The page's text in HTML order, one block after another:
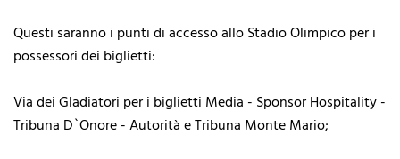
Questi saranno i punti di accesso allo Stadio Olimpico per i
possessori dei biglietti:
Via dei Gladiatori per i biglietti Media - Sponsor Hospitality -
Tribuna D`Onore - Autorità e Tribuna Monte Mario;